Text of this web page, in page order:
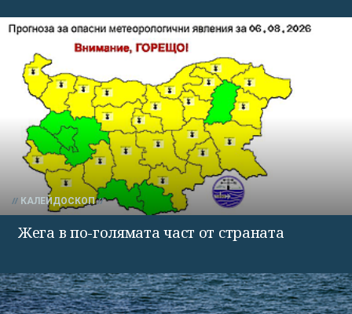
КАЛЕЙДОСКОП
Жега в по-голямата част от страната